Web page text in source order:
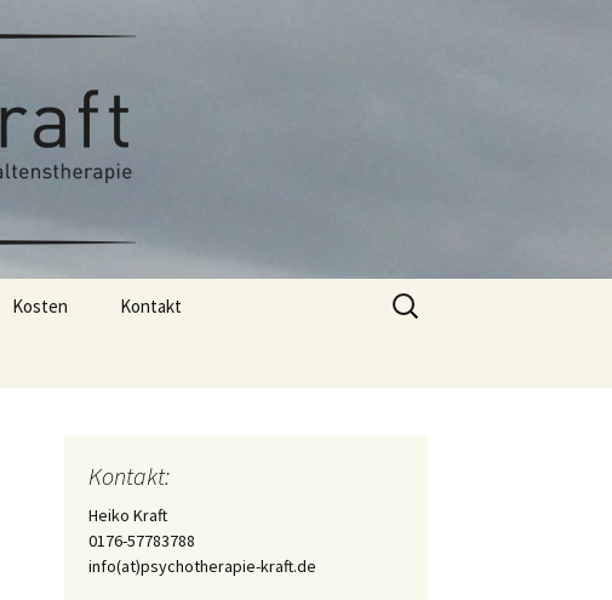
Kraft
Kosten Kontakt
Suchen
nach:
Kontakt:
Heiko Kraft
0176-57783788
info(at)psychotherapie-kraft.de